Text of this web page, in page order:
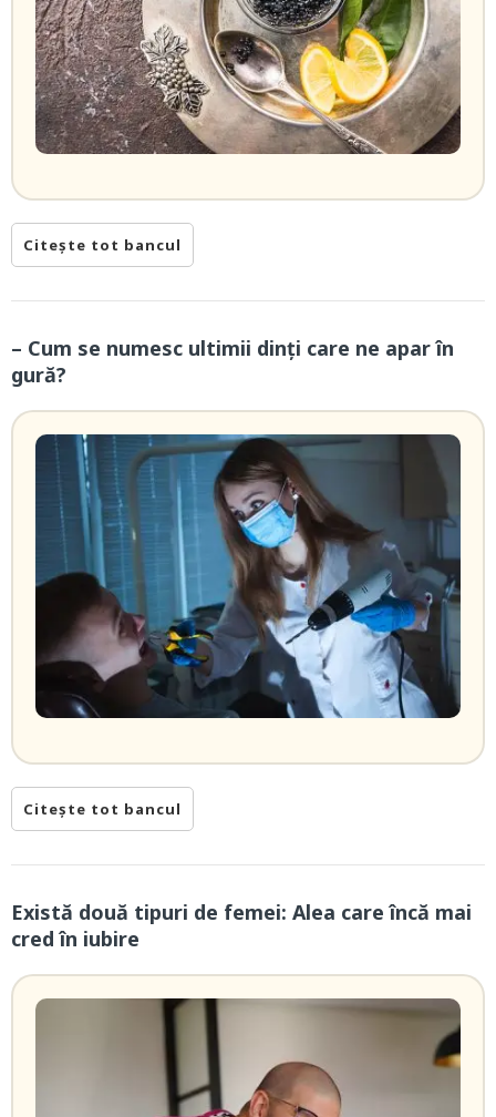
Citește tot bancul
– Cum se numesc ultimii dinți care ne apar în
gură?
Citește tot bancul
Există două tipuri de femei: Alea care încă mai
cred în iubire